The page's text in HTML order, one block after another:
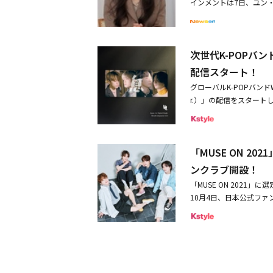
スに参加されています
すね。このフェスは毎
が、初めて出演した時の
曲が始まって、歌わなく
てしまったんですよね
ど、めちゃくちゃ暑か
から客席にはずっと水
やったことがなかった
僕は、初めて南米で公
経験することだったの
る」――韓国でも路上ラ
のファンのみなさんに、
の会場で公演する時は
さって、僕たちもステー
ンを持っていたんです
たです。今回はまたさ
っていますが、電車に
てマナーを守っている
うちの一つだったんで
めての来日だったんで
動画や写真でしか見た
みなさんはほとんどの
ファッションセンスの
ました。どんな曲なの
ング的な要素を盛り込ん
い。3番目に出演した
にプロの道へ。以降は
きなかった彼女は、
的なシンセポップを武器
llow」やクールなエレク
烈なキャラクターを十
たが、4番目としてス
ターカッティング、華
せたサウンドは、本国
いるという。今回演奏
の慰めになる（Under
リジナルナンバーや、星
を越えて幅広い世代に
けるシンガーソングライ
ースまで自ら手がける
EXを加えた7人組、既に
披露する！会場は昨年ス
O-EAST。今回無料招待
次世代のK-POPを担う
月9日（水）OPEN 18
コンテンツ振興院共同
E）協力：KBS Japan
ドラインを必ずお読み
演時間が変更になるこ
月15日（土）12：00～
あ）受付期間：10月22
ュージックビデオを制
だ曲は、メンバーのパ
の歌でユン・ウネが最も
て、多様な愛の形を描こ
ィストなど、様々な関
も、受けることも怖い心
内面の美しさを取り戻
直接会えない状況に当
と感情を説明し、振り
かげで、愛に下手で傷
ーたちの演技、そして
ャンネルにて公開された。
次世代K-POPバ
配信スタート！
グローバルK-POPバン
r.）」の配信をスタート
共同制作した「ASIAN
「息」の日本語バージ
サーであるKYOHEIが
て、新しく息を吸って
に寄り添えたら嬉しい
ん聴いて、たくさん愛
Ver.）」リリース日：
「MUSE ON
ンクラブ開設！
「MUSE ON 2021」に
10月4日、日本公式ファ
は、楽器演奏はもちろ
だ。W24 Japan